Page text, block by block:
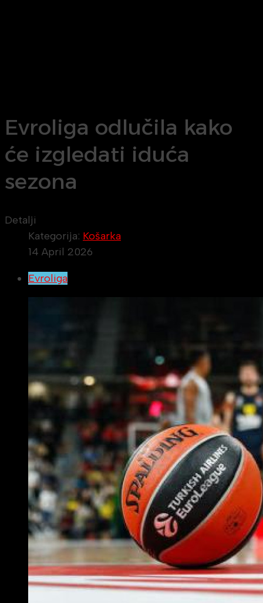
Evroliga odlučila kako
će izgledati iduća
sezona
Detalji
Kategorija: Košarka
14 April 2026
Evroliga